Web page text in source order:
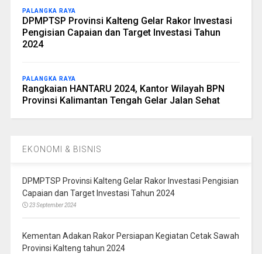
PALANGKA RAYA
DPMPTSP Provinsi Kalteng Gelar Rakor Investasi
Pengisian Capaian dan Target Investasi Tahun
2024
PALANGKA RAYA
Rangkaian HANTARU 2024, Kantor Wilayah BPN
Provinsi Kalimantan Tengah Gelar Jalan Sehat
EKONOMI & BISNIS
DPMPTSP Provinsi Kalteng Gelar Rakor Investasi Pengisian
Capaian dan Target Investasi Tahun 2024
23 September 2024
Kementan Adakan Rakor Persiapan Kegiatan Cetak Sawah
Provinsi Kalteng tahun 2024